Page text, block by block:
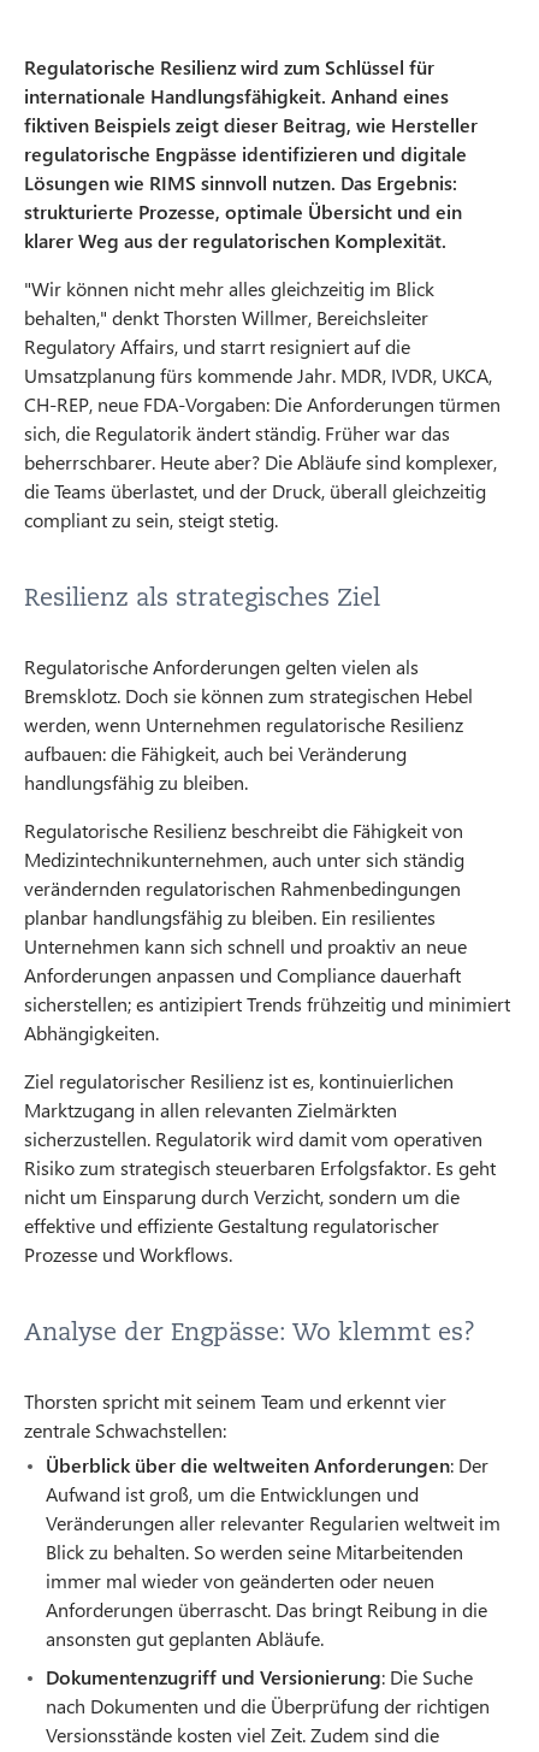
Regulatorische Resilienz wird zum Schlüssel für
internationale Handlungsfähigkeit. Anhand eines
fiktiven Beispiels zeigt dieser Beitrag, wie Hersteller
regulatorische Engpässe identifizieren und digitale
Lösungen wie RIMS sinnvoll nutzen. Das Ergebnis:
strukturierte Prozesse, optimale Übersicht und ein
klarer Weg aus der regulatorischen Komplexität.
"Wir können nicht mehr alles gleichzeitig im Blick
behalten," denkt Thorsten Willmer, Bereichsleiter
Regulatory Affairs, und starrt resigniert auf die
Umsatzplanung fürs kommende Jahr. MDR, IVDR, UKCA,
CH-REP, neue FDA-Vorgaben: Die Anforderungen türmen
sich, die Regulatorik ändert ständig. Früher war das
beherrschbarer. Heute aber? Die Abläufe sind komplexer,
die Teams überlastet, und der Druck, überall gleichzeitig
compliant zu sein, steigt stetig.
Resilienz als strategisches Ziel
Regulatorische Anforderungen gelten vielen als
Bremsklotz. Doch sie können zum strategischen Hebel
werden, wenn Unternehmen regulatorische Resilienz
aufbauen: die Fähigkeit, auch bei Veränderung
handlungsfähig zu bleiben.
Regulatorische Resilienz beschreibt die Fähigkeit von
Medizintechnikunternehmen, auch unter sich ständig
verändernden regulatorischen Rahmenbedingungen
planbar handlungsfähig zu bleiben. Ein resilientes
Unternehmen kann sich schnell und proaktiv an neue
Anforderungen anpassen und Compliance dauerhaft
sicherstellen; es antizipiert Trends frühzeitig und minimiert
Abhängigkeiten.
Ziel regulatorischer Resilienz ist es, kontinuierlichen
Marktzugang in allen relevanten Zielmärkten
sicherzustellen. Regulatorik wird damit vom operativen
Risiko zum strategisch steuerbaren Erfolgsfaktor. Es geht
nicht um Einsparung durch Verzicht, sondern um die
effektive und effiziente Gestaltung regulatorischer
Prozesse und Workflows.
Analyse der Engpässe: Wo klemmt es?
Thorsten spricht mit seinem Team und erkennt vier
zentrale Schwachstellen:
Überblick über die weltweiten Anforderungen: Der
Aufwand ist groß, um die Entwicklungen und
Veränderungen aller relevanter Regularien weltweit im
Blick zu behalten. So werden seine Mitarbeitenden
immer mal wieder von geänderten oder neuen
Anforderungen überrascht. Das bringt Reibung in die
ansonsten gut geplanten Abläufe.
Dokumentenzugriff und Versionierung: Die Suche
nach Dokumenten und die Überprüfung der richtigen
Versionsstände kosten viel Zeit. Zudem sind die